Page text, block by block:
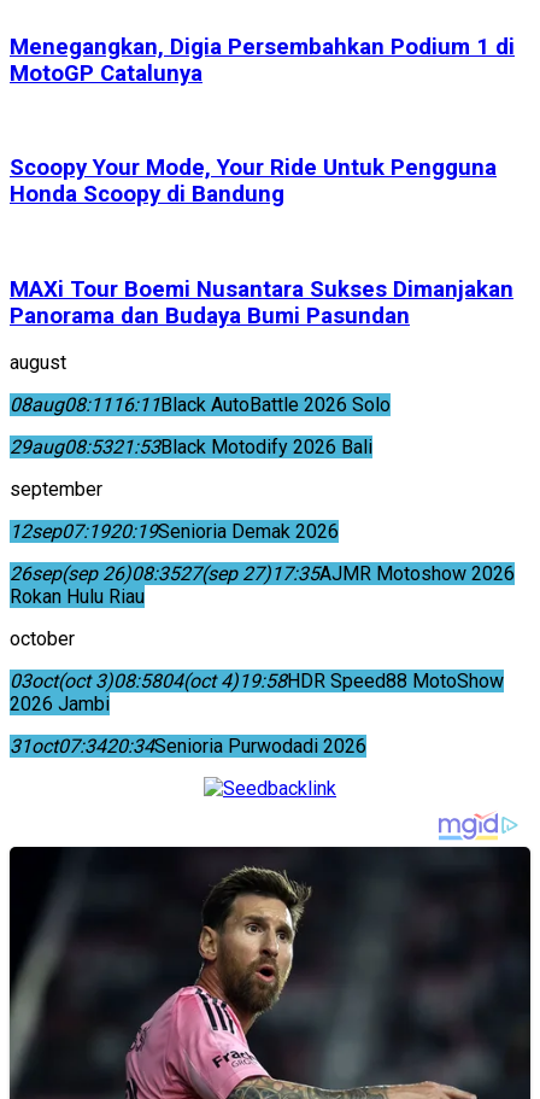
Menegangkan, Digia Persembahkan Podium 1 di
MotoGP Catalunya
Scoopy Your Mode, Your Ride Untuk Pengguna
Honda Scoopy di Bandung
MAXi Tour Boemi Nusantara Sukses Dimanjakan
Panorama dan Budaya Bumi Pasundan
august
08aug08:1116:11Black AutoBattle 2026 Solo
29aug08:5321:53Black Motodify 2026 Bali
september
12sep07:1920:19Senioria Demak 2026
26sep(sep 26)08:3527(sep 27)17:35AJMR Motoshow 2026
Rokan Hulu Riau
october
03oct(oct 3)08:5804(oct 4)19:58HDR Speed88 MotoShow
2026 Jambi
31oct07:3420:34Senioria Purwodadi 2026